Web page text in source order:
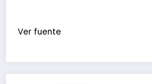
Ver fuente